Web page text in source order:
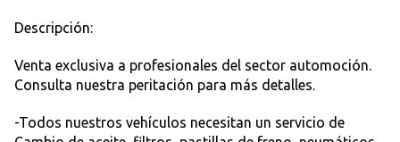
Descripción:
Venta exclusiva a profesionales del sector automoción.
Consulta nuestra peritación para más detalles.
-Todos nuestros vehículos necesitan un servicio de